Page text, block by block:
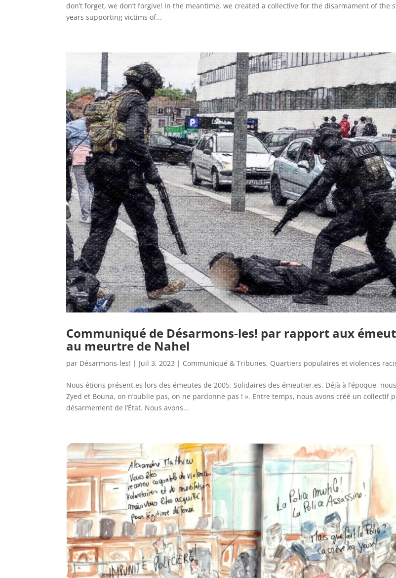
don’t forget, we don’t forgive! In the meantime, we created a collective for the disarmament of the
years supporting victims of...
Communiqué de Désarmons-les! par rapport aux
au meurtre de Nahel
par Désarmons-les! | Juil 3, 2023 | Communiqué & Tribunes, Quartiers populaires et violences
Nous étions présent.es lors des émeutes de 2005. Solidaires des émeutier.es. Déjà à l’époque,
Zyed et Bouna, on n’oublie pas, on ne pardonne pas ! ». Entre temps, nous avons créé un collectif
désarmement de l’État. Nous avons...